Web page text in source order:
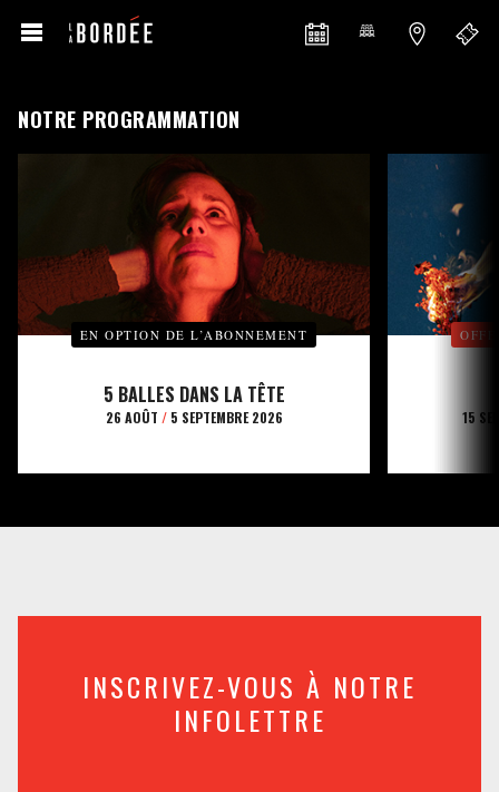
NOTRE PROGRAMMATION
EN OPTION DE L’ABONNEMENT
5 BALLES DANS LA TÊTE
26 AOÛT /5 SEPTEMBRE 2026 15
INSCRIVEZ-VOUS À NOTRE
INFOLETTRE